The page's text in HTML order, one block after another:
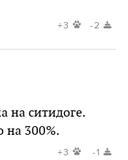
+3 -2
на ситидоге.
на 300%.
+3 -1